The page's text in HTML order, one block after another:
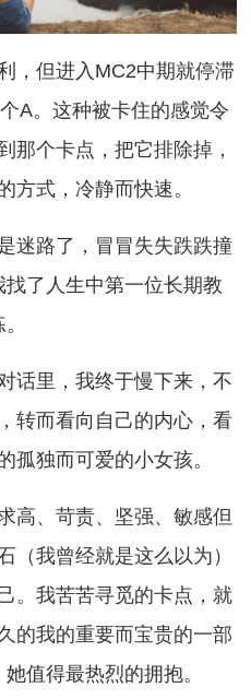
，但进入MC2中期就停滞
A。这种被卡住的感觉令
那个卡点，把它排除掉，
方式，冷静而快速。
迷路了，冒冒失失跌跌撞
了人生中第一位长期教
话里，我终于慢下来，不
转而看向自己的内心，看
孤独而可爱的小女孩。
高、苛责、坚强、敏感但
（我曾经就是这么以为）
。我苦苦寻觅的卡点，就
的我的重要而宝贵的一部
值得最热烈的拥抱。